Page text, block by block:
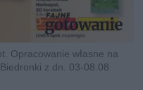
Opracowanie własne na
z dn. 03-08.08